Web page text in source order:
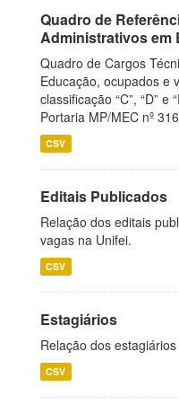
Quadro de
Administrativos em
Quadro de Cargos
Educação, ocupados e
classificação “C”, “D” e
Portaria MP/MEC nº
CSV
Editais Publicados
Relação dos editais
vagas na Unifei.
CSV
Estagiários
Relação dos
CSV